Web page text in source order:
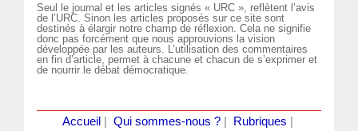
Seul le journal et les articles signés « URC », reflètent l’avis
de l’URC. Sinon les articles proposés sur ce site sont
destinés à élargir notre champ de réflexion. Cela ne signifie
donc pas forcément que nous approuvions la vision
développée par les auteurs. L’utilisation des commentaires
en fin d’article, permet à chacune et chacun de s’exprimer et
de nourrir le débat démocratique.
Accueil Qui sommes-nous ?| Rubriques